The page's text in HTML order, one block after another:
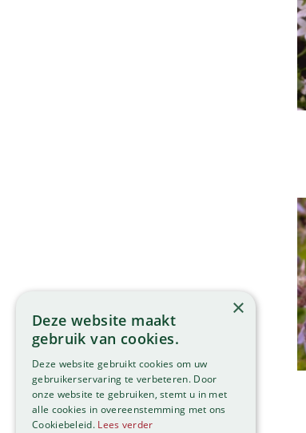
×
Deze website maakt
gebruik van cookies.
Deze website gebruikt cookies om uw
gebruikerservaring te verbeteren. Door
onze website te gebruiken, stemt u in met
alle cookies in overeenstemming met ons
Cookiebeleid. Lees verder